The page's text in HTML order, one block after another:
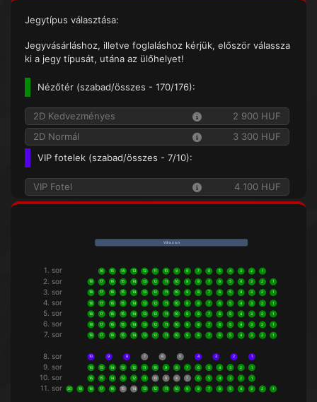
Jegytípus választása:
Jegyvásárláshoz, illetve foglaláshoz kérjük, először válassza
ki a jegy típusát, utána az ülőhelyet!
Nézőtér (szabad/összes - 170/176):
2D Kedvezményes
2 900 HUF
2D Normál
3 300 HUF
VIP fotelek (szabad/összes - 7/10):
VIP Fotel 4 100 HUF
V á s z o n
1. sor 16 15 14 13 12 11 10 9 8 7 6 5 4 3 2 1
2. sor 18 17 16 15 14 13 12 11 10 9 8 7 6 5 4 3 2 1
3. sor 18 17 16 15 14 13 12 11 10 9 8 7 6 5 4 3 2 1
4. sor 18 17 16 15 14 13 12 11 10 9 8 7 6 5 4 3 2 1
5. sor 18 17 16 15 14 13 12 11 10 9 8 7 6 5 4 3 2 1
6. sor 18 17 16 15 14 13 12 11 10 9 8 7 6 5 4 3 2 1
7. sor 18 17 16 15 14 13 12 11 10 9 8 7 6 5 4 3 2 1
8. sor 10 9 8 7 6 5 4 3 2 1
9. sor 16 15 14 13 12 11 10 9 8 7 6 5 4 3 2 1
10. sor 16 15 14 13 12 11 10 9 8 7 6 5 4 3 2 1
11. sor 20 19 18 17 16 15 14 13 12 11 10 9 8 7 6 5 4 3 2 1